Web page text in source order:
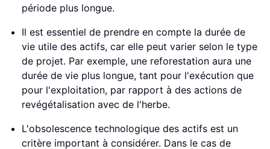
période plus longue.
Il est essentiel de prendre en compte la durée de
vie utile des actifs, car elle peut varier selon le type
de projet. Par exemple, une reforestation aura une
durée de vie plus longue, tant pour l'exécution que
pour l'exploitation, par rapport à des actions de
revégétalisation avec de l'herbe.
L'obsolescence technologique des actifs est un
critère important à considérer. Dans le cas de